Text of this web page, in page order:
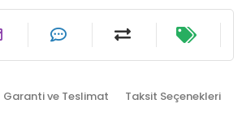
Garanti ve Teslimat Taksit Seçenekleri